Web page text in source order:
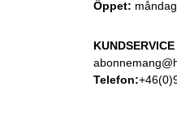
Öppet:
KUNDSERVICE
Telefon: